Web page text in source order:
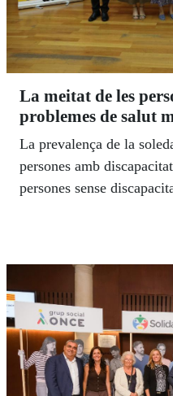
La meitat de les
problemes de salut
La prevalença de la
persones amb
persones sense